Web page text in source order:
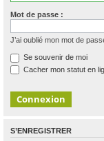
Mot de passe :
J’ai oublié mon mot de
Se souvenir de moi
Cacher mon statut en
S’ENREGISTRER